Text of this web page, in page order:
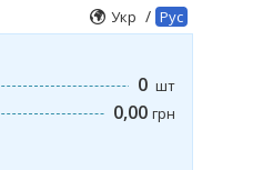
Укр / Рус
0 шт
0,00 грн